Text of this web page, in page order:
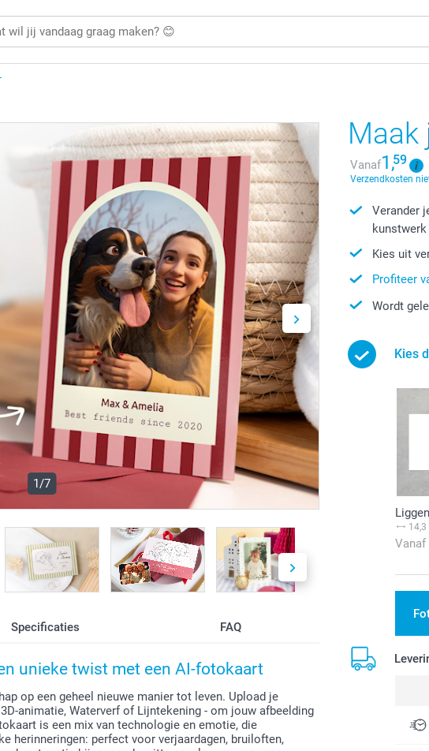
1/7
Specificaties FAQ
unieke twist met een AI-fotokaart
op een geheel nieuwe manier tot leven. Upload je
animatie, Waterverf of Lijntekening - om jouw afbeelding
is een mix van technologie en emotie, die
herinneringen: perfect voor verjaardagen, bruiloften,
Maak
Vanaf1,59
Verzendkosten
Verander
kunstwerk
Kies uit
Profiteer
Wordt
Kies
14,3
Vanaf